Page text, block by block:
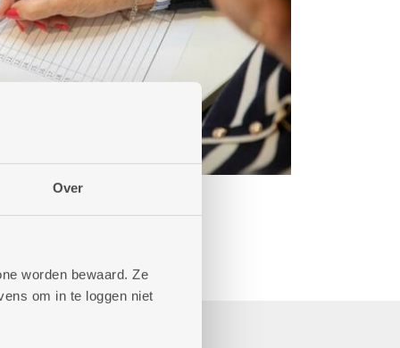
Over
worden bewaard. Ze
om in te loggen niet